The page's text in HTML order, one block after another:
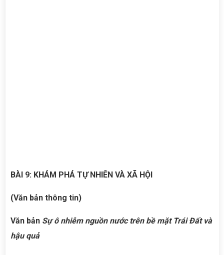
BÀI 9: KHÁM PHÁ TỰ NHIÊN VÀ XÃ HỘI
(Văn bản thông tin)
Văn bản Sự ô nhiễm nguồn nước trên bề mặt Trái Đất và
hậu quả